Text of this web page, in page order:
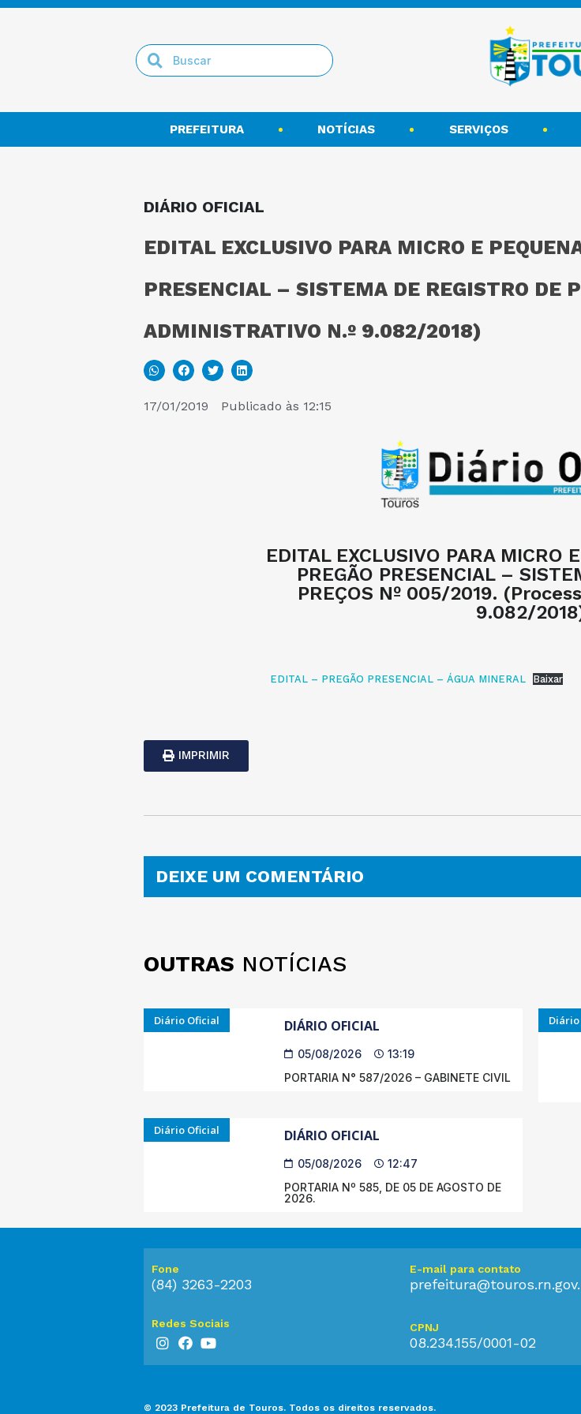
PREFEITURA NOTÍCIAS SERVIÇOS
DIÁRIO OFICIAL
EDITAL EXCLUSIVO PARA MICRO E
PRESENCIAL – SISTEMA DE REGISTRO DE
ADMINISTRATIVO N.º 9.082/2018)
17/01/2019 Publicado às 12:15
EDITAL EXCLUSIVO PARA MICRO
PREGÃO PRESENCIAL –
PREÇOS Nº 005/2019.
9.082/
EDITAL – PREGÃO PRESENCIAL – ÁGUA MINERAL Baixar
IMPRIMIR
DEIXE UM COMENTÁRIO
OUTRAS NOTÍCIAS
Diário Oficial DIÁRIO OFICIAL
05/08/2026
13:19
PORTARIA N° 587/2026 – GABINETE CIVIL
Diário Oficial DIÁRIO OFICIAL
05/08/2026
12:47
PORTARIA Nº 585, DE 05 DE AGOSTO DE
2026.
Fone
(84) 3263-2203
E-mail para contato
Redes Sociais CPNJ
08.234.155/0001-02
© 2023 Prefeitura de Touros. Todos os direitos reservados.